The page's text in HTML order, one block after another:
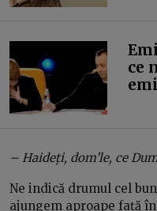
ce
– Haideți, dom’le, ce
Ne indică drumul cel
ajungem aproape față